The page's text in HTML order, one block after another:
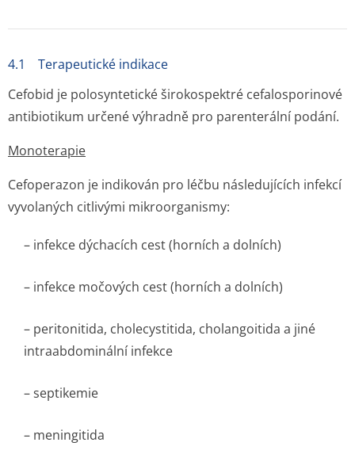
4.1 Terapeutické indikace
Cefobid je polosyntetické širokospektré cefalosporinové
antibiotikum určené výhradně pro parenterální podání.
Monoterapie
Cefoperazon je indikován pro léčbu následujících infekcí
vyvolaných citlivými mikroorganismy:
– infekce dýchacích cest (horních a dolních)
– infekce močových cest (horních a dolních)
– peritonitida, cholecystitida, cholangoitida a jiné
intraabdominální infekce
– septikemie
– meningitida